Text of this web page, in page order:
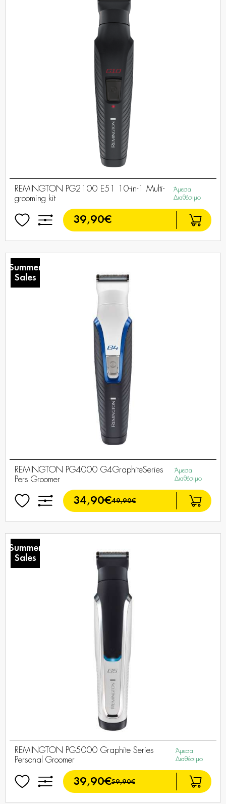
REMINGTON PG2100 E51 10-in-1 Multi-
grooming kit
Άμεσα
Διαθέσιμο
39,90€
Summer
Sales
REMINGTON PG4000 G4GraphiteSeries
Pers Groomer
Άμεσα
Διαθέσιμο
34,90€49,90€
Summer
Sales
REMINGTON PG5000 Graphite Series
Personal Groomer
Άμεσα
Διαθέσιμο
39,90€59,90€